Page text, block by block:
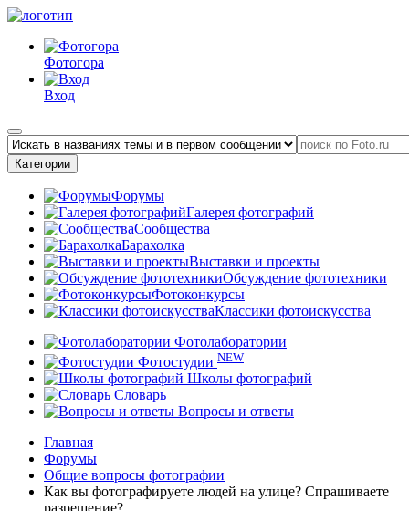
Фотогора
Вход
Категории
Форумы
Галерея фотографий
Сообщества
Барахолка
Выставки и проекты
Обсуждение фототехники
Фотоконкурсы
Классики фотоискусства
Фотолаборатории
Фотостудии NEW
Школы фотографий
Словарь
Вопросы и ответы
Главная
Форумы
Общие вопросы фотографии
Как вы фотографируете людей на улице? Спрашиваете